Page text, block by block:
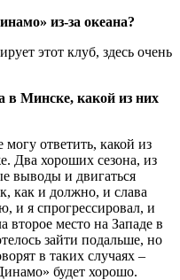
из-за океана?
этот клуб, здесь очень
в Минске, какой из них
ответить, какой из
Два хороших сезона, из
выводы и двигаться
как и должно, и слава
и я спрогрессировал, и
второе место на Западе в
зайти подальше, но
в таких случаях –
будет хорошо.